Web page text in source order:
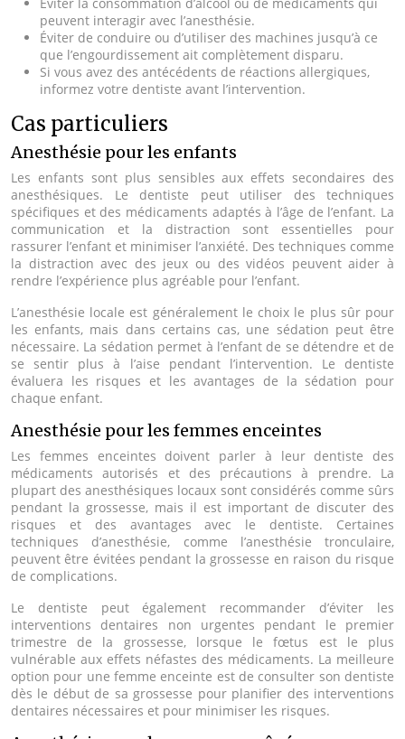
peuvent interagir avec l’anesthésie.
Éviter de conduire ou d’utiliser des machines jusqu’à ce
que l’engourdissement ait complètement disparu.
Si vous avez des antécédents de réactions allergiques,
informez votre dentiste avant l’intervention.
Cas particuliers
Anesthésie pour les enfants
Les enfants sont plus sensibles aux effets secondaires des
anesthésiques. Le dentiste peut utiliser des techniques
spécifiques et des médicaments adaptés à l’âge de l’enfant. La
communication et la distraction sont essentielles pour
rassurer l’enfant et minimiser l’anxiété. Des techniques comme
la distraction avec des jeux ou des vidéos peuvent aider à
rendre l’expérience plus agréable pour l’enfant.
L’anesthésie locale est généralement le choix le plus sûr pour
les enfants, mais dans certains cas, une sédation peut être
nécessaire. La sédation permet à l’enfant de se détendre et de
se sentir plus à l’aise pendant l’intervention. Le dentiste
évaluera les risques et les avantages de la sédation pour
chaque enfant.
Anesthésie pour les femmes enceintes
Les femmes enceintes doivent parler à leur dentiste des
médicaments autorisés et des précautions à prendre. La
plupart des anesthésiques locaux sont considérés comme sûrs
pendant la grossesse, mais il est important de discuter des
risques et des avantages avec le dentiste. Certaines
techniques d’anesthésie, comme l’anesthésie tronculaire,
peuvent être évitées pendant la grossesse en raison du risque
de complications.
Le dentiste peut également recommander d’éviter les
interventions dentaires non urgentes pendant le premier
trimestre de la grossesse, lorsque le fœtus est le plus
vulnérable aux effets néfastes des médicaments. La meilleure
option pour une femme enceinte est de consulter son dentiste
dès le début de sa grossesse pour planifier des interventions
dentaires nécessaires et pour minimiser les risques.